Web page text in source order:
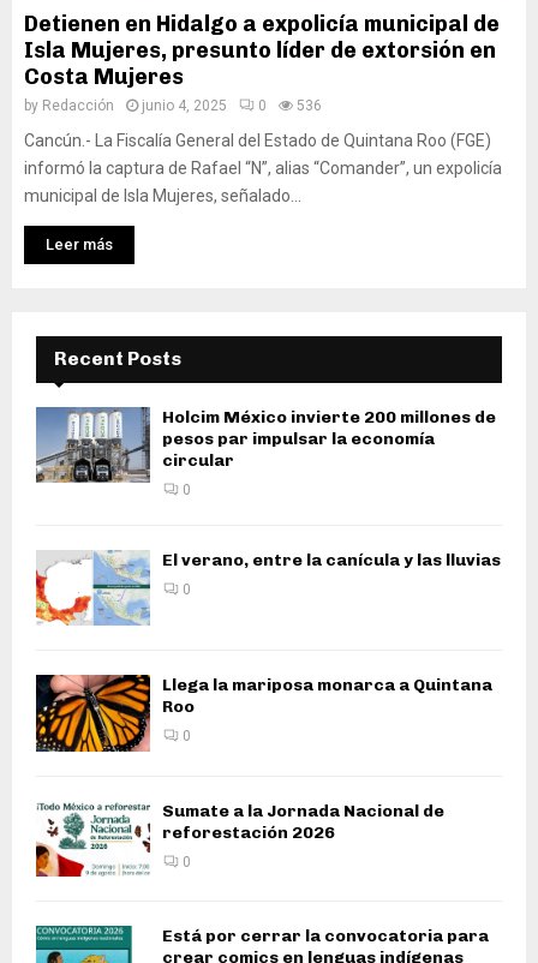
Detienen en Hidalgo a expolicía municipal de
Isla Mujeres, presunto líder de extorsión en
Costa Mujeres
by Redacción junio 4, 2025 0 536
Cancún.- La Fiscalía General del Estado de Quintana Roo (FGE)
informó la captura de Rafael “N”, alias “Comander”, un expolicía
municipal de Isla Mujeres, señalado...
Leer más
Recent Posts
Holcim México invierte 200 millones de
pesos par impulsar la economía
circular
0
El verano, entre la canícula y las lluvias
0
Llega la mariposa monarca a Quintana
Roo
0
Sumate a la Jornada Nacional de
reforestación 2026
0
Está por cerrar la convocatoria para
crear comics en lenguas indígenas